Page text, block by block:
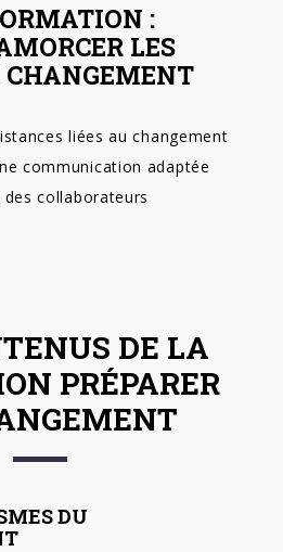
:
LES
liées au changement
communication adaptée
des collaborateurs
DE LA
PRÉPARER
DU